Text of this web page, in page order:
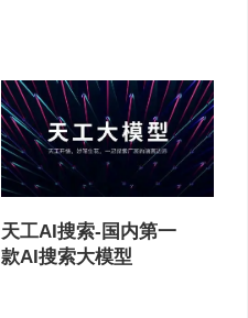
天工AI搜索-国内第一
款AI搜索大模型